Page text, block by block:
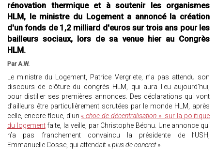
rénovation thermique et à soutenir les organismes
HLM, le ministre du Logement a annoncé la création
d'un fonds de 1,2 milliard d'euros sur trois ans pour les
bailleurs sociaux, lors de sa venue hier au Congrès
HLM.
Par A.W.
Le ministre du Logement, Patrice Vergriete, n’a pas attendu son
discours de clôture du congrès HLM, qui aura lieu aujourd’hui,
pour distiller ses premières annonces. Des déclarations qui vont
d’ailleurs être particulièrement scrutées par le monde HLM, après
celle, encore floue, d’un «choc de décentralisation» sur la politique
du logementfaite, la veille, par Christophe Béchu. Une annonce qui
n’a pas franchement convaincu la présidente de l’USH,
Emmanuelle Cosse, qui attendait «plus de concret».